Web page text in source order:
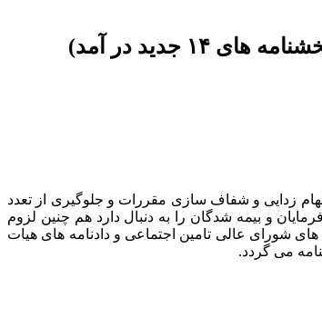
زدایی و شفاف سازی مقررات و جلوگیری از تعدد
و بیمه شدگان را به دنبال دارد هم چنین لزوم
شورای عالی تامین اجتماعی و دادنامه های هیات